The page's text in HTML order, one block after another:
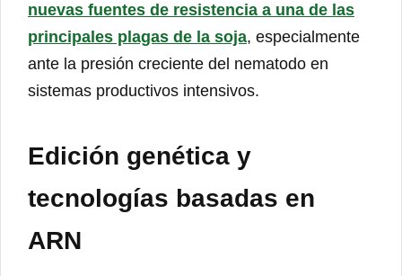
nuevas fuentes de resistencia a una de las
principales plagas de la soja, especialmente
ante la presión creciente del nematodo en
sistemas productivos intensivos.
Edición genética y
tecnologías basadas en
ARN